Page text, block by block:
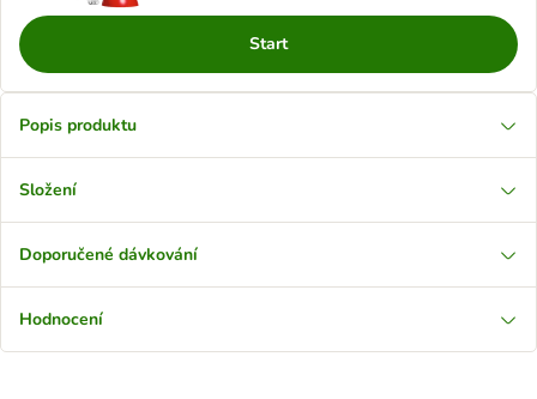
Start
Popis produktu
Složení
Doporučené dávkování
Hodnocení